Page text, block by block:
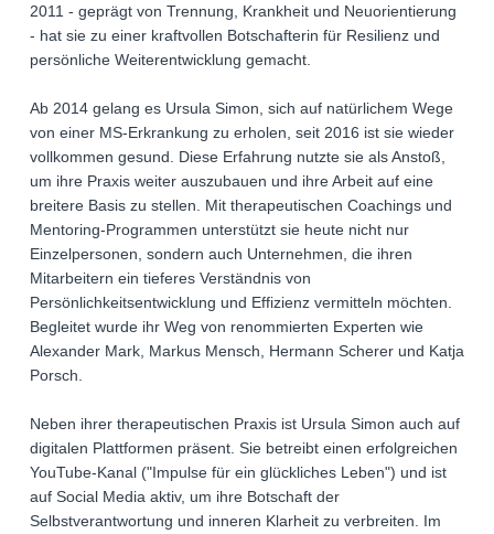
2011 - geprägt von Trennung, Krankheit und Neuorientierung
- hat sie zu einer kraftvollen Botschafterin für Resilienz und
persönliche Weiterentwicklung gemacht.
Ab 2014 gelang es Ursula Simon, sich auf natürlichem Wege
von einer MS-Erkrankung zu erholen, seit 2016 ist sie wieder
vollkommen gesund. Diese Erfahrung nutzte sie als Anstoß,
um ihre Praxis weiter auszubauen und ihre Arbeit auf eine
breitere Basis zu stellen. Mit therapeutischen Coachings und
Mentoring-Programmen unterstützt sie heute nicht nur
Einzelpersonen, sondern auch Unternehmen, die ihren
Mitarbeitern ein tieferes Verständnis von
Persönlichkeitsentwicklung und Effizienz vermitteln möchten.
Begleitet wurde ihr Weg von renommierten Experten wie
Alexander Mark, Markus Mensch, Hermann Scherer und Katja
Porsch.
Neben ihrer therapeutischen Praxis ist Ursula Simon auch auf
digitalen Plattformen präsent. Sie betreibt einen erfolgreichen
YouTube-Kanal ("Impulse für ein glückliches Leben") und ist
auf Social Media aktiv, um ihre Botschaft der
Selbstverantwortung und inneren Klarheit zu verbreiten. Im